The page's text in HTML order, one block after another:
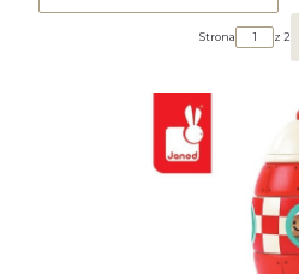
Strona z 2